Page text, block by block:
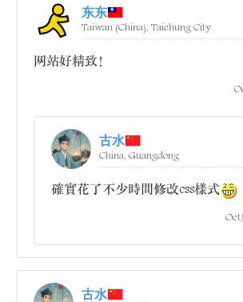
东东
Taiwan (China), Taichung City
网站好精致！
古水
China, Guangdong
確實花了不少時間修改css樣式
古水